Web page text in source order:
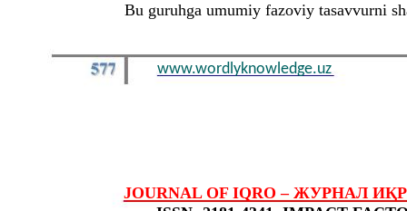
www.wordlyknowledge.uz
Bu guruhga umumiy fazoviy tasavvurni
JOURNAL OF IQRO – ЖУРНАЛ ИҚРО